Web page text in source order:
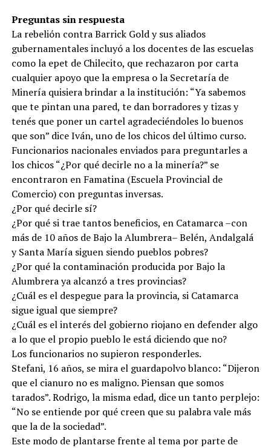
Preguntas sin respuesta
La rebelión contra Barrick Gold y sus aliados
gubernamentales incluyó a los docentes de las escuelas
como la epet de Chilecito, que rechazaron por carta
cualquier apoyo que la empresa o la Secretaría de
Minería quisiera brindar a la institución: “Ya sabemos
que te pintan una pared, te dan borradores y tizas y
tenés que poner un cartel agradeciéndoles lo buenos
que son” dice Iván, uno de los chicos del último curso.
Funcionarios nacionales enviados para preguntarles a
los chicos “¿Por qué decirle no a la minería?” se
encontraron en Famatina (Escuela Provincial de
Comercio) con preguntas inversas.
¿Por qué decirle sí?
¿Por qué si trae tantos beneficios, en Catamarca –con
más de 10 años de Bajo la Alumbrera– Belén, Andalgalá
y Santa María siguen siendo pueblos pobres?
¿Por qué la contaminación producida por Bajo la
Alumbrera ya alcanzó a tres provincias?
¿Cuál es el despegue para la provincia, si Catamarca
sigue igual que siempre?
¿Cuál es el interés del gobierno riojano en defender algo
a lo que el propio pueblo le está diciendo que no?
Los funcionarios no supieron responderles.
Stefani, 16 años, se mira el guardapolvo blanco: “Dijeron
que el cianuro no es maligno. Piensan que somos
tarados”. Rodrigo, la misma edad, dice un tanto perplejo:
“No se entiende por qué creen que su palabra vale más
que la de la sociedad”.
Este modo de plantarse frente al tema por parte de